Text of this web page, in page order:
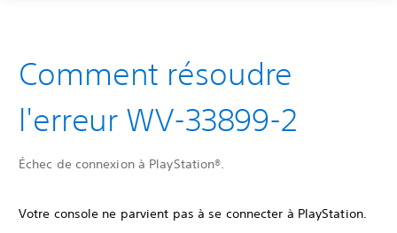
Comment résoudre
l'erreur WV-33899-2
Échec de connexion à PlayStation®.
Votre console ne parvient pas à se connecter à PlayStation.